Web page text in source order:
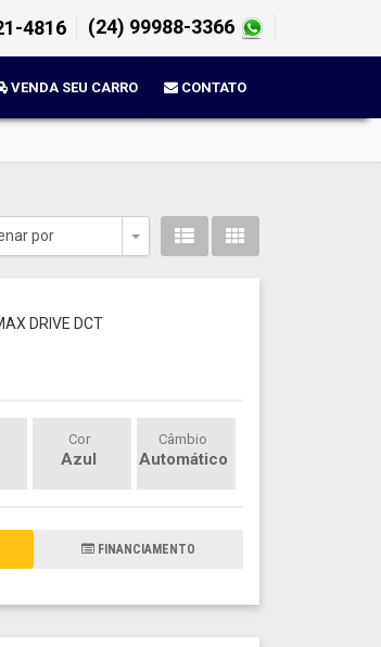
4816 (24) 99988-3366
VENDA SEU CARRO CONTATO
por
Toggle Dropdown
DRIVE DCT
Cor
Azul
Câmbio
Automático
FINANCIAMENTO